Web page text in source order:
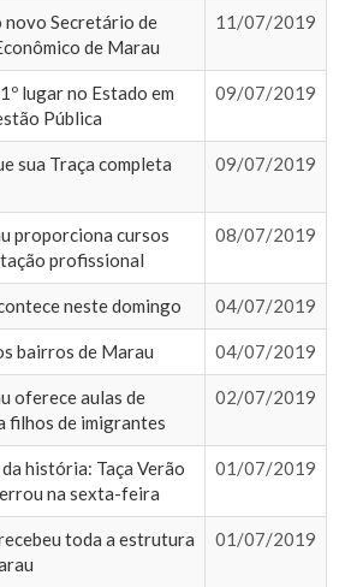
Secretário de
de Marau
11/07/2019
lugar no Estado em
Pública
09/07/2019
sua Traça completa
09/07/2019
proporciona cursos
profissional
08/07/2019
neste domingo 04/07/2019
bairros de Marau 04/07/2019
oferece aulas de
filhos de imigrantes
02/07/2019
história: Taça Verão
na sexta-feira
01/07/2019
toda a estrutura
01/07/2019